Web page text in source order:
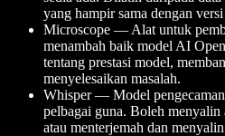
yang hampir sama dengan
Microscope — Alat untuk
menambah baik model AI
tentang prestasi model,
menyelesaikan masalah.
Whisper — Model
pelbagai guna. Boleh menyalin
atau menterjemah dan